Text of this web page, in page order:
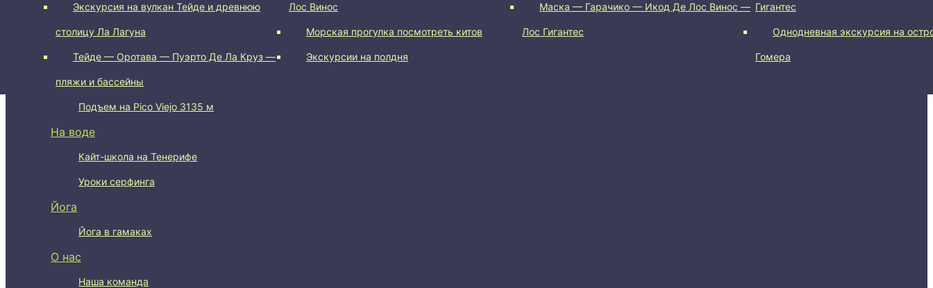
Экскурсия на вулкан Тейде и древнюю
столицу Ла Лагуна
Тейде — Оротава — Пуэрто Де Ла Круз —
пляжи и бассейны
Лос Винос
Морская прогулка посмотреть китов
Экскурсии на полдня
Маска — Гарачико — Икод Де Лос Винос —
Лос Гигантес
Гигантес
Однодневная экскурсия на
Гомера
Roque De Taborno
Chamorga — Roque Bermejo
Chinamada, Anaga
Подъем на Pico del Teide 3715 м
Подъем на Pico Viejo 3135 м
На воде
Кайт-школа на Тенерифе
Уроки серфинга
Йога
Йога в гамаках
О нас
Наша команда